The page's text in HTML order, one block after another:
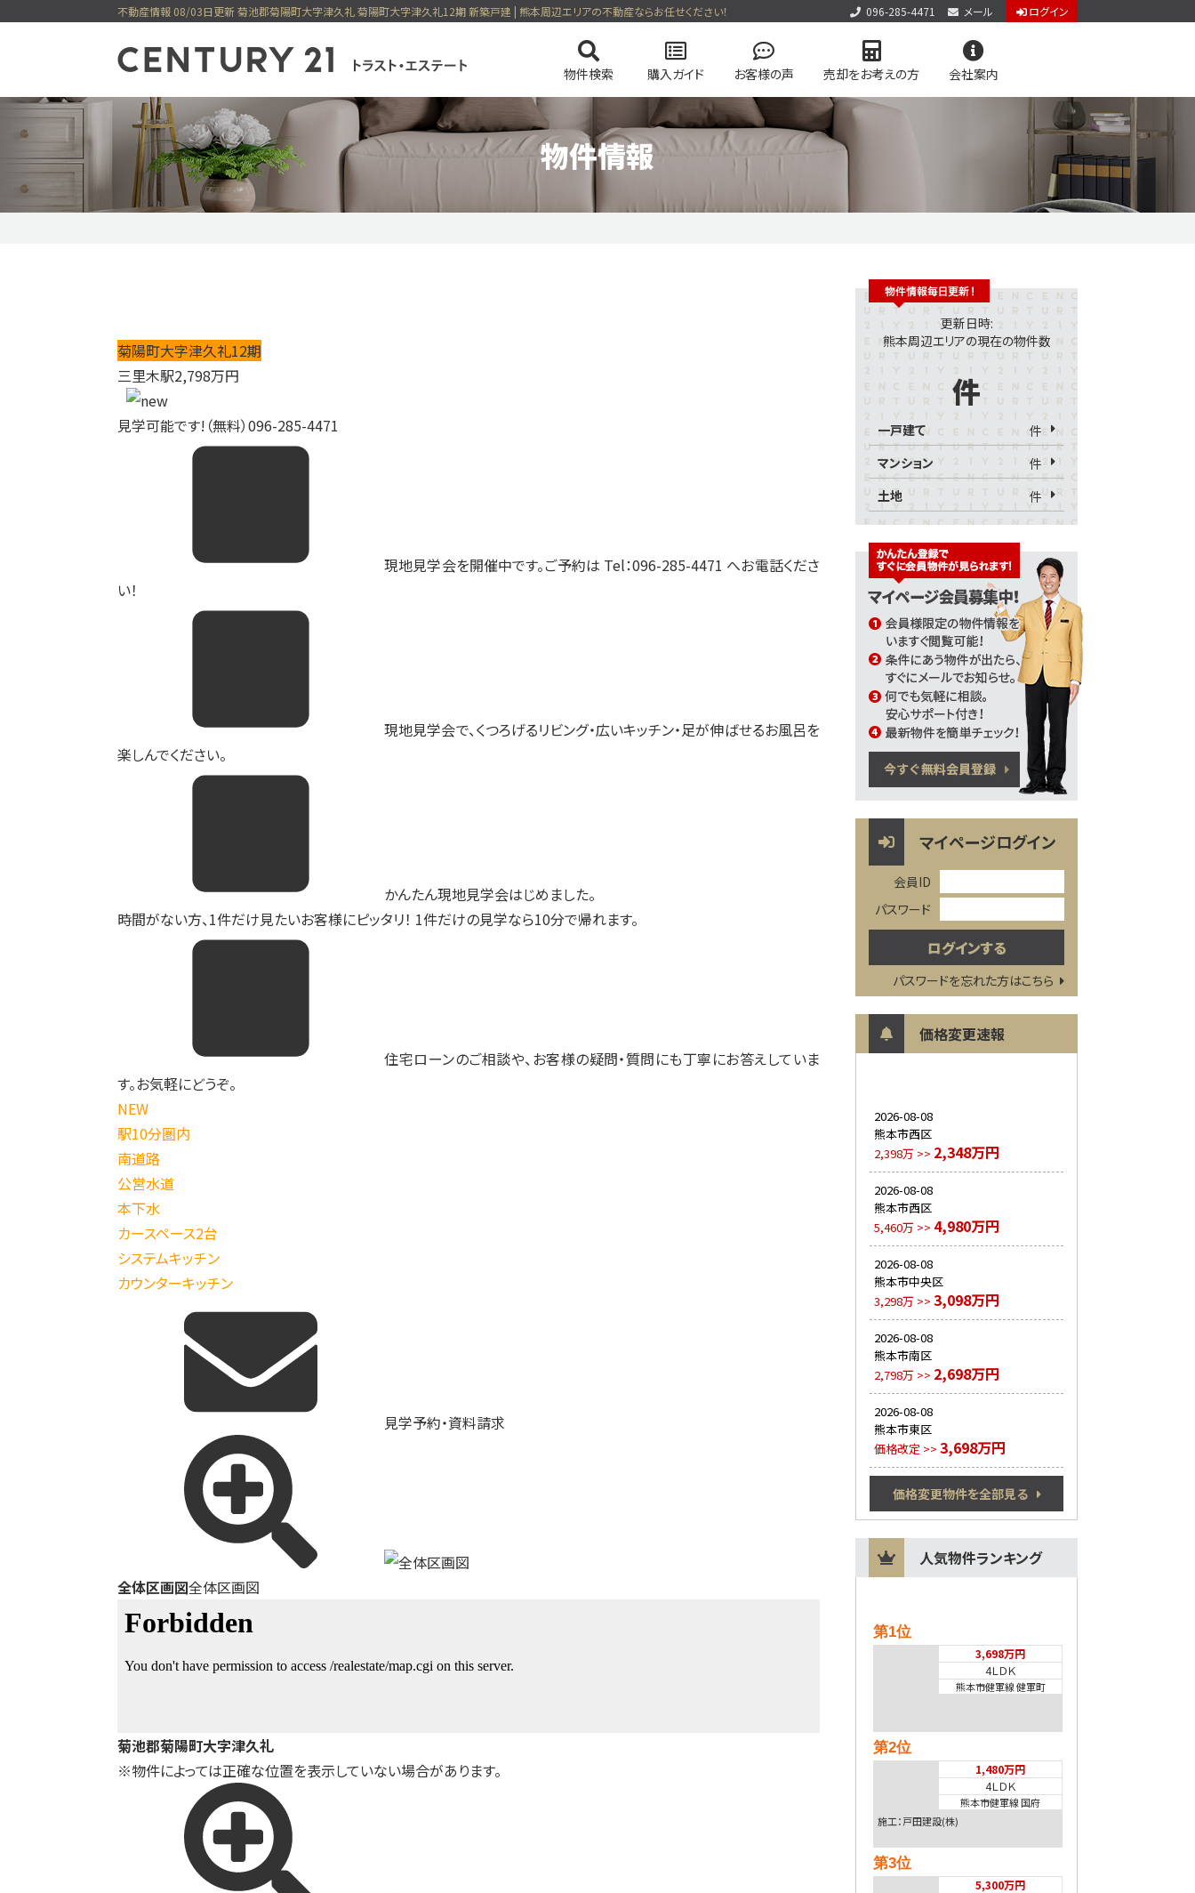
不動産情報 08/03日更新 菊池郡菊陽町大字津久礼 菊陽町大字津久礼12期 新築戸建 | 熊本周辺エリアの不動産ならお任せください！ 096-285-4471 メール ログイン
物件検索 購入ガイド お客様の声 売却をお考えの方 会社案内
センチュリー21
アクセス
個人情報保護方針
サイトマップ
物件情報
菊陽町大字津久礼12期
三里木駅2,798万円
見学可能です!（無料）096-285-4471
現地見学会を開催中です。ご予約は Tel：096-285-4471 へお電話くださ
い！
現地見学会で、くつろげるリビング・広いキッチン・足が伸ばせるお風呂を
楽しんでください。
かんたん現地見学会はじめました。
時間がない方、1件だけ見たいお客様にピッタリ！ 1件だけの見学なら10分で帰れます。
住宅ローンのご相談や、お客様の疑問・質問にも丁寧にお答えしていま
す。お気軽にどうぞ。
NEW
駅10分圏内
南道路
公営水道
本下水
カースペース2台
システムキッチン
カウンターキッチン
見学予約・資料請求
全体区画図全体区画図
菊池郡菊陽町大字津久礼
※物件によっては正確な位置を表示していない場合があります。
更新日時:
熊本周辺エリアの現在の物件数
件
一戸建て
件
マンション
件
土地
件
マイページログイン
会員ID
パスワード
パスワードを忘れた方はこちら
価格変更速報
2026-08-08
熊本市西区
2,398万 >> 2,348万円
2026-08-08
熊本市西区
5,460万 >> 4,980万円
2026-08-08
熊本市中央区
3,298万 >> 3,098万円
2026-08-08
熊本市南区
2,798万 >> 2,698万円
2026-08-08
熊本市東区
価格改定 >> 3,698万円
価格変更物件を全部見る
人気物件ランキング
第1位
3,698万円
4ＬＤＫ
熊本市健軍線 健軍町
第2位
1,480万円
4ＬＤＫ
熊本市健軍線 国府
施工：戸田建設(株)
第3位
5,300万円